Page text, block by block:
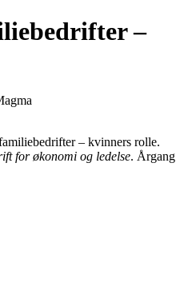
–
– kvinners rolle.
for økonomi og ledelse. Årgang